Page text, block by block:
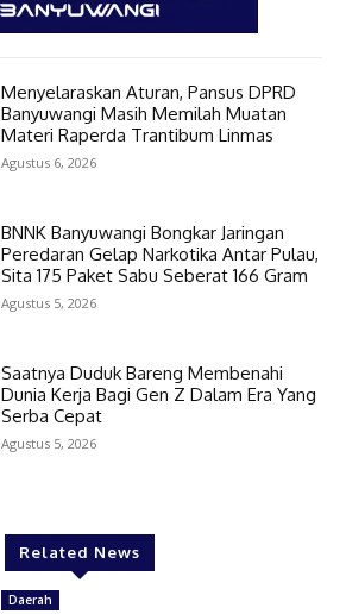
Menyelaraskan Aturan, Pansus DPRD
Banyuwangi Masih Memilah Muatan
Materi Raperda Trantibum Linmas
Agustus 6, 2026
BNNK Banyuwangi Bongkar Jaringan
Peredaran Gelap Narkotika Antar Pulau,
Sita 175 Paket Sabu Seberat 166 Gram
Agustus 5, 2026
Saatnya Duduk Bareng Membenahi
Dunia Kerja Bagi Gen Z Dalam Era Yang
Serba Cepat
Agustus 5, 2026
Related News
Daerah